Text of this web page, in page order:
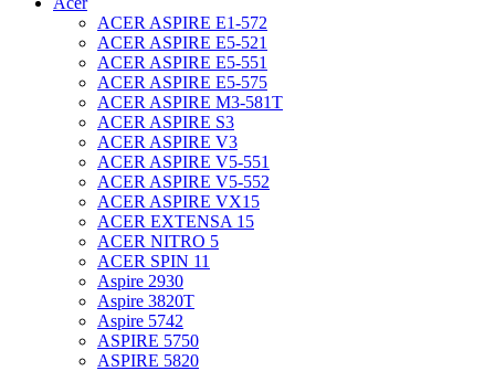
ACER ASPIRE E1-572
ACER ASPIRE E5-521
ACER ASPIRE E5-551
ACER ASPIRE E5-575
ACER ASPIRE M3-581T
ACER ASPIRE S3
ACER ASPIRE V3
ACER ASPIRE V5-551
ACER ASPIRE V5-552
ACER ASPIRE VX15
ACER EXTENSA 15
ACER NITRO 5
ACER SPIN 11
Aspire 2930
Aspire 3820T
Aspire 5742
ASPIRE 5750
ASPIRE 5820